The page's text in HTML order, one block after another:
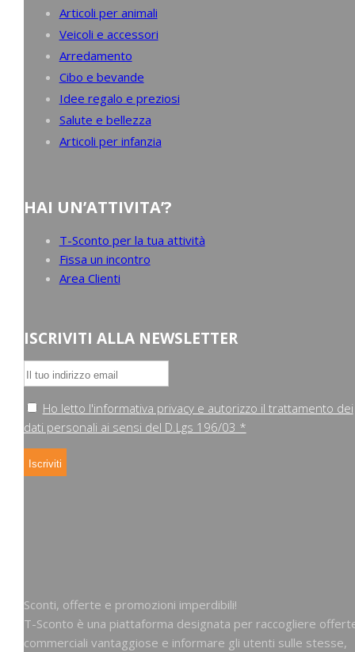
Articoli per animali
Veicoli e accessori
Arredamento
Cibo e bevande
Idee regalo e preziosi
Salute e bellezza
Articoli per infanzia
HAI UN’ATTIVITA’?
T-Sconto per la tua attività
Fissa un incontro
Area Clienti
ISCRIVITI ALLA NEWSLETTER
Ho letto l'informativa privacy e autorizzo il trattamento dei
dati personali ai sensi del D.Lgs 196/03 *
Sconti, offerte e promozioni imperdibili!
T-Sconto è una piattaforma designata per raccogliere
commerciali vantaggiose e informare gli utenti sulle stesse,